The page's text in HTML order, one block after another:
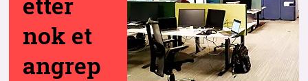
nok et
angrep